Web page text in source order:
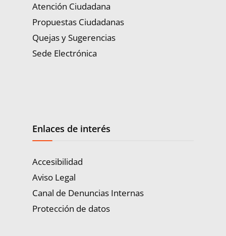
Atención Ciudadana
Propuestas Ciudadanas
Quejas y Sugerencias
Sede Electrónica
Enlaces de interés
Accesibilidad
Aviso Legal
Canal de Denuncias Internas
Protección de datos